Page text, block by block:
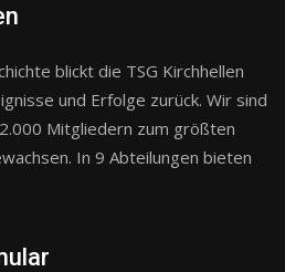
blickt die TSG Kirchhellen
und Erfolge zurück. Wir sind
Mitgliedern zum größten
In 9 Abteilungen bieten